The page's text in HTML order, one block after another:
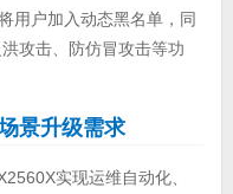
用户加入动态黑名单，同
攻击、防仿冒攻击等功
景升级需求
实现运维自动化、